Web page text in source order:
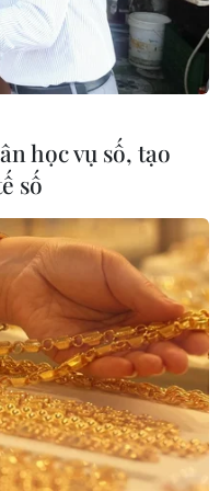
dở
thiện
Liên
đường
chục
học vụ số, tạo
số